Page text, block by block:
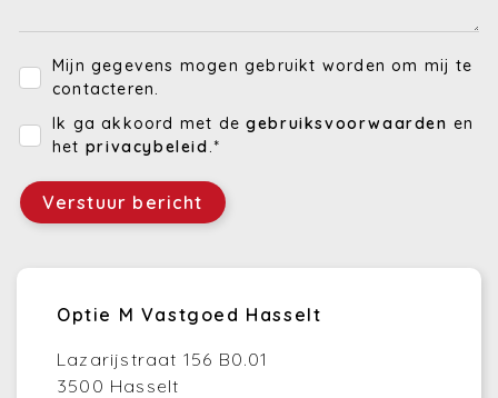
Mijn gegevens mogen gebruikt worden om mij te
contacteren.
Ik ga akkoord met degebruiksvoorwaarden en
het privacybeleid.*
Verstuur bericht
Optie M Vastgoed Hasselt
Lazarijstraat 156 B0.01
3500 Hasselt